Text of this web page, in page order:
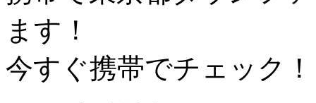
ます！
今すぐ携帯でチェック！